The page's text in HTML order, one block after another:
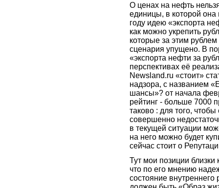
О ценах на нефть
единицы, в которой она
году идею «экспорта
как можно укрепить
которые за этим
сценария упущено. В
«экспорта нефти за
перспективах её
Newsland.ru «стоит»
надзора, с названием
шансы»? от начала
рейтинг - больше 7000
таково : для того,
совершенно
в текущей ситуации
на него можно будет
сейчас стоит о
Тут мои позиции
что по его мнению
состояние внутреннего